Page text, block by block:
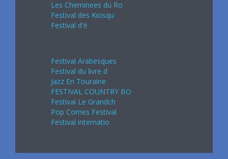
Les Cheminees du Ro
Festival des Kiosqu
Festival d'é
Festival Arabesques
Festival du livre d
Jazz En Touraine
FESTIVAL COUNTRY BO
Festival Le Grandch
Pop Cornes Festival
Festival internatio